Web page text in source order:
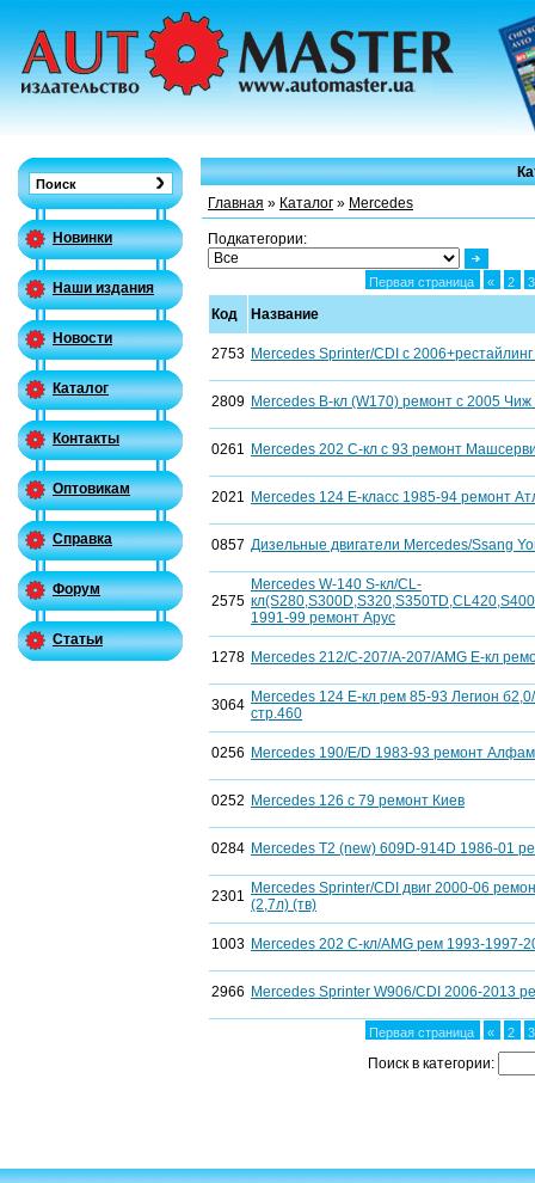
Новинки
Наши издания
Новости
Каталог
Контакты
Оптовикам
Справка
Форум
Статьи
Главная » Каталог » Mercedes
Подкатегории:
Первая страница « 2 3
Код Название
2753 Mercedes Sprinter/CDI c
2809 Mercedes B-кл (W170) ремонт с 2005
0261 Mercedes 202 С-кл с 93 ремонт
2021 Mercedes 124 Е-класс 1985-94 ремонт
0857 Дизельные двигатели Mercedes/Ssang
2575
Mercedes W-140 S-кл/CL-
1991-99 ремонт Арус
1278 Mercedes 212/C-207/A-207/AMG Е-кл
3064 Mercedes 124 Е-кл рем 85-93 Легион
стр.460
0256 Mercedes 190/E/D 1983-93 ремонт
0252 Mercedes 126 с 79 ремонт Киев
0284 Mercedes T2 (new) 609D-914D 1986-01
2301 Mercedes Sprinter/CDI двиг 2000-06
(2,7л) (тв)
1003 Mercedes 202 C-кл/AMG рем 1993-1997-
2966 Mercedes Sprinter W906/CDI 2006-2013
Первая страница « 2 3
Поиск в категории: